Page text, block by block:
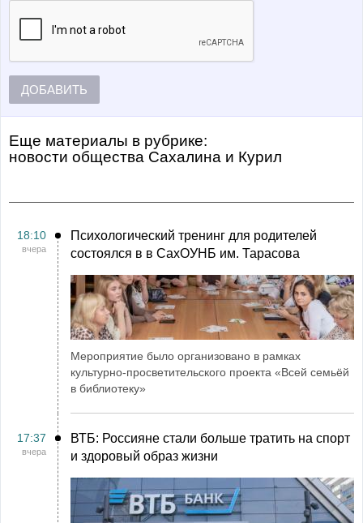
ДОБАВИТЬ
Еще материалы в рубрике:
Новости общества Сахалина и Курил
18:10
вчера
Психологический тренинг для родителей
состоялся в в СахОУНБ им. Тарасова
Мероприятие было организовано в рамках
культурно-просветительского проекта «Всей семьёй
в библиотеку»
17:37
вчера
ВТБ: Россияне стали больше тратить на спорт
и здоровый образ жизни